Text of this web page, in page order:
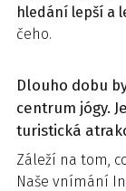
hledání lepší a
čeho.
Dlouho dobu
centrum jógy.
turistická
Záleží na tom,
Naše vnímání